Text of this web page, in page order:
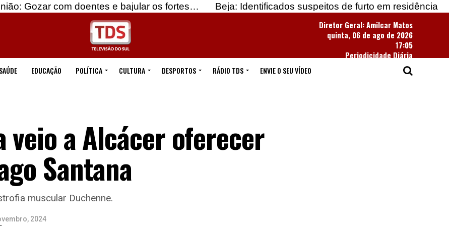
doentes e bajular os fortes… Beja: Identificados suspeitos de furto em residência
Diretor Geral: Amilcar Matos
quinta, 06 de ago de 2026
17:05
Periodicidade Diária
SAÚDE EDUCAÇÃO POLÍTICA CULTURA DESPORTOS RÁDIO TDS ENVIE O SEU VÍDEO
veio a Alcácer oferecer
Santana
muscular Duchenne.
2024